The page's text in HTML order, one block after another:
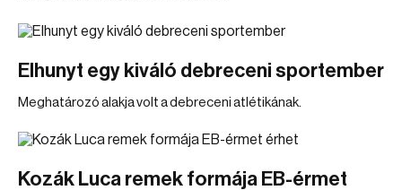
Elhunyt egy kiváló debreceni sportember
Meghatározó alakja volt a debreceni atlétikának.
Kozák Luca remek formája EB-érmet